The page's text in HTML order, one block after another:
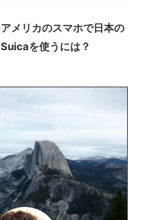
アメリカのスマホで日本の
Suicaを使うには？